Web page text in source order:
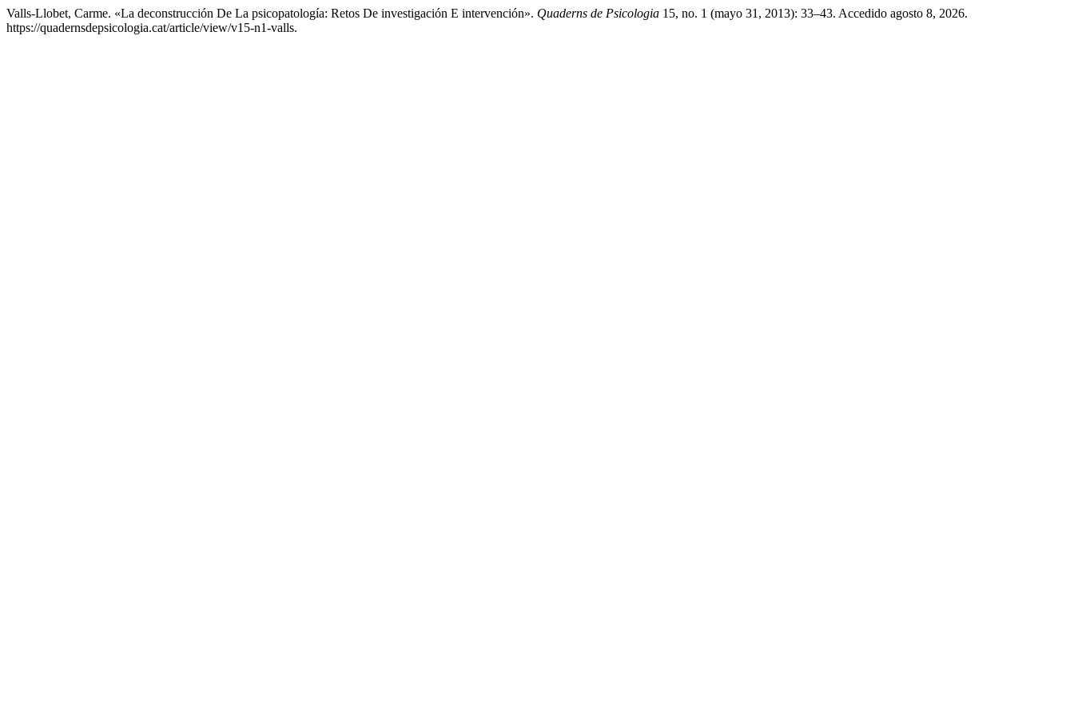
Valls-Llobet, Carme. «La deconstrucción De La psicopatología: Retos De investigación E intervención». Quaderns de Psicologia 15, no. 1 (mayo 31, 2013): 33–43. Accedido agosto 8, 2026.
https://quadernsdepsicologia.cat/article/view/v15-n1-valls.